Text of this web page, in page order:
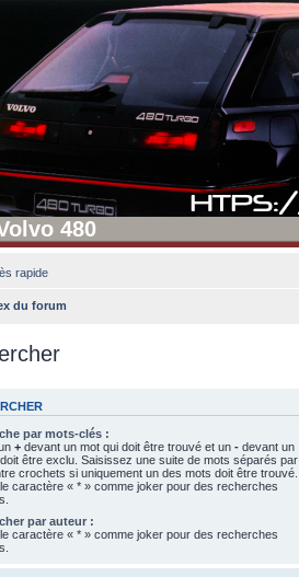
480
rapide
du forum
par mots-clés :
+ devant un mot qui doit être trouvé et un - devant un
être exclu. Saisissez une suite de mots séparés par
crochets si uniquement un des mots doit être trouvé.
caractère « * » comme joker pour des recherches
par auteur :
caractère « * » comme joker pour des recherches